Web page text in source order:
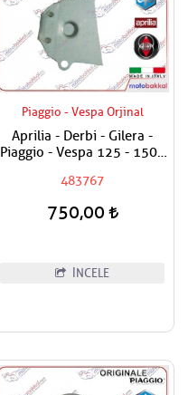
Piaggio - Vespa Orjinal
Aprilia - Derbi - Gilera -
Piaggio - Vespa 125 - 150 -
Pompasını Tutan Levha
483767
750,00
İNCELE